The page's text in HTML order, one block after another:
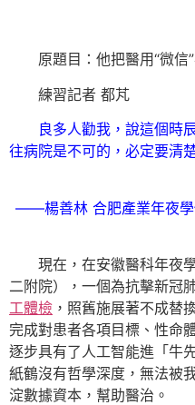
原題目：他把醫用“微信”
練習記者 都芃
良多人勸我，說這個時辰
往病院是不可的，必定要清
——楊善林 合肥產業年夜學
現在，在安徽醫科年夜學
二附院），一個為抗擊新冠
工體檢 ，照舊施展著不成替
完成對患者各項目標、性命
逐步具有了人工智能進「牛
紙鶴沒有哲學深度，無法被
淀數據資本，幫助醫治。